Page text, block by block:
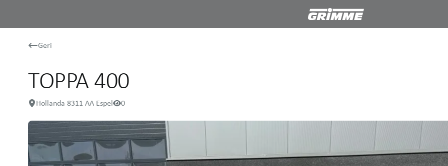
Geri
TOPPA 400
Hollanda 8311 AA Espel 0